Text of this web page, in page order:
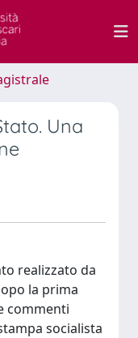
Una
realizzato da
la prima
commenti
socialista